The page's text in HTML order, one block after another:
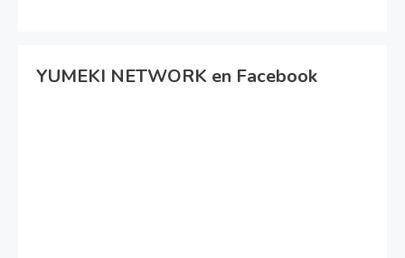
YUMEKI NETWORK en Facebook